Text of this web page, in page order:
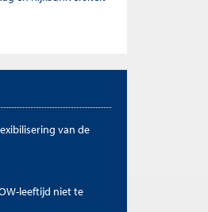
van de
leeftijd niet te